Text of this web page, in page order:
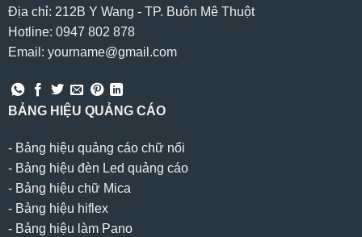
Địa chỉ: 212B Y Wang - TP. Buôn Mê Thuột
Hotline: 0947 802 878
Email: yourname@gmail.com
BẢNG HIỆU QUẢNG CÁO
- Bảng hiệu quảng cáo chữ nổi
- Bảng hiệu đèn Led quảng cáo
- Bảng hiệu chữ Mica
- Bảng hiệu hiflex
- Bảng hiệu làm Pano